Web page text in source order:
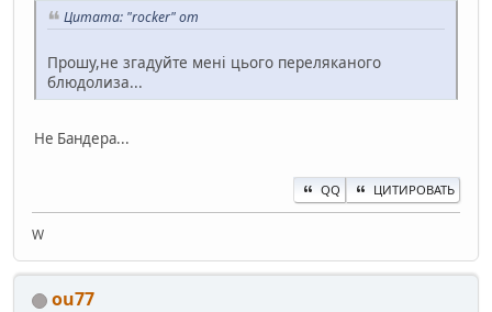
Цитата: "rocker" от
Прошу,не згадуйте мені цього переляканого
блюдолиза...
Не Бандера...
QQ ЦИТИРОВАТЬ
W
ou77